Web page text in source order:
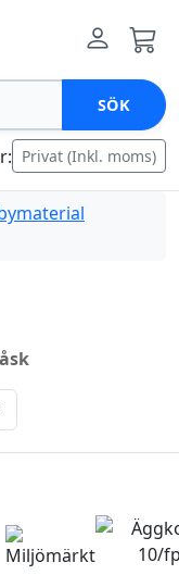
SÖK
Privat (Inkl. moms)